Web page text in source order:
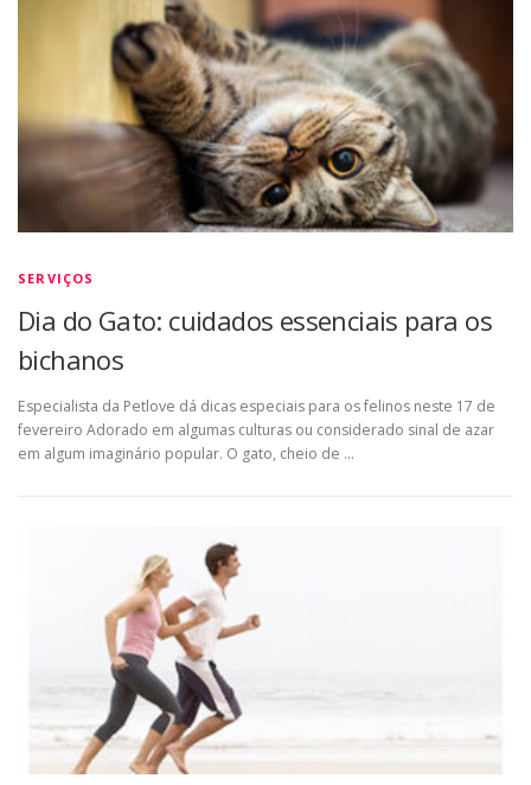
SERVIÇOS
Dia do Gato: cuidados essenciais para os
bichanos
Especialista da Petlove dá dicas especiais para os felinos neste 17 de
fevereiro Adorado em algumas culturas ou considerado sinal de azar
em algum imaginário popular. O gato, cheio de …